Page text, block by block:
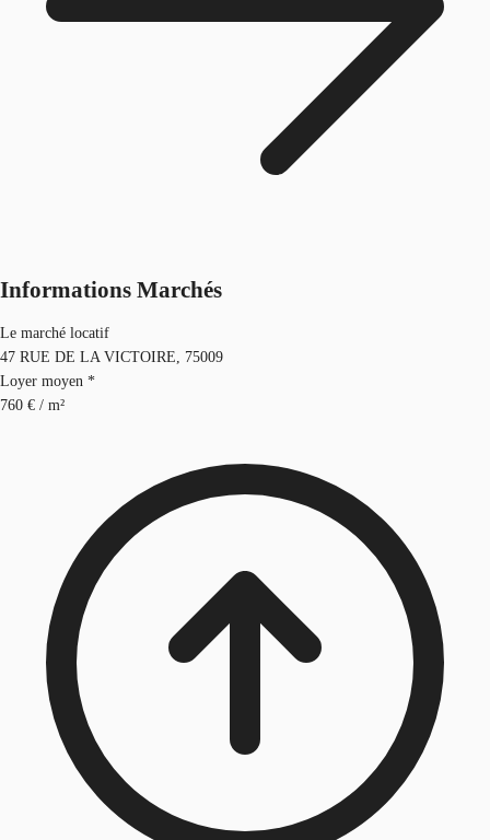
Informations Marchés
Le marché locatif
47 RUE DE LA VICTOIRE, 75009
Loyer moyen *
760 € / m²